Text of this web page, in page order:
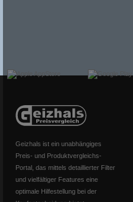
Geizhals ist ein unabhängiges
Preis- und Produktvergleichs-
Portal, das mittels detaillierter Filter
und vielfältiger Features eine
optimale Hilfestellung bei der